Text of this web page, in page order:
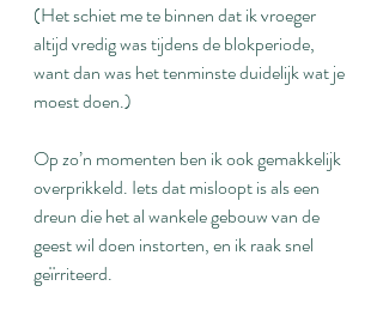
(Het schiet me te binnen dat ik vroeger
altijd vredig was tijdens de blokperiode,
want dan was het tenminste duidelijk wat je
moest doen.)
Op zo’n momenten ben ik ook gemakkelijk
overprikkeld. Iets dat misloopt is als een
dreun die het al wankele gebouw van de
geest wil doen instorten, en ik raak snel
geïrriteerd.